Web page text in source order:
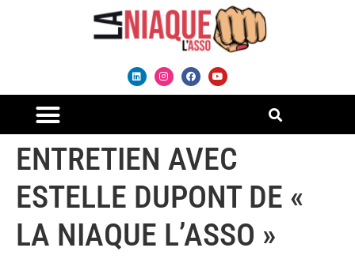
ENTRETIEN AVEC
ESTELLE DUPONT DE «
LA NIAQUE L’ASSO »